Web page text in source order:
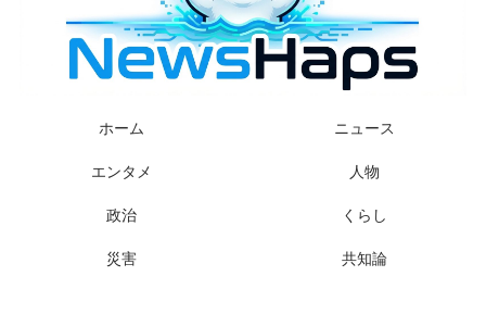
ホーム ニュース
エンタメ 人物
政治 くらし
災害 共知論